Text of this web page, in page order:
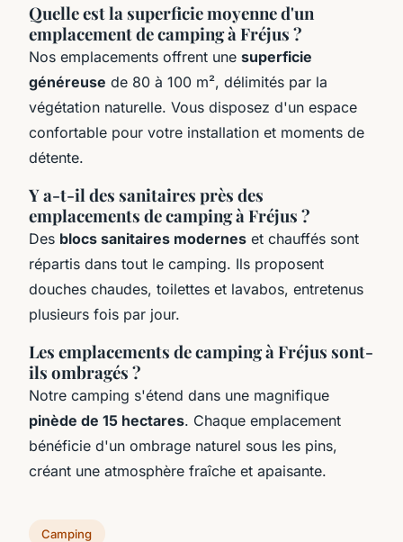
Quelle est la superficie moyenne d'un
emplacement de camping à Fréjus ?
Nos emplacements offrent une superficie
généreuse de 80 à 100 m², délimités par la
végétation naturelle. Vous disposez d'un espace
confortable pour votre installation et moments de
détente.
Y a-t-il des sanitaires près des
emplacements de camping à Fréjus ?
Des blocs sanitaires modernes et chauffés sont
répartis dans tout le camping. Ils proposent
douches chaudes, toilettes et lavabos, entretenus
plusieurs fois par jour.
Les emplacements de camping à Fréjus sont-
ils ombragés ?
Notre camping s'étend dans une magnifique
pinède de 15 hectares. Chaque emplacement
bénéficie d'un ombrage naturel sous les pins,
créant une atmosphère fraîche et apaisante.
Camping